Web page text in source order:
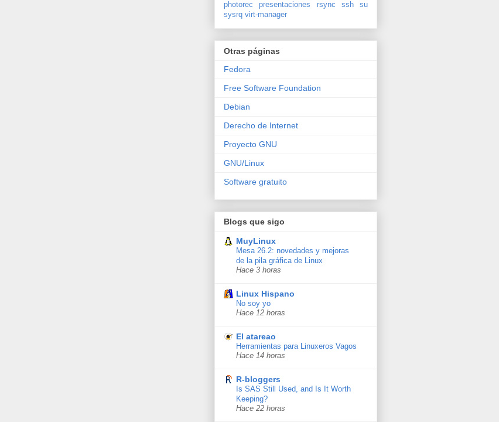
photorec presentaciones rsync ssh
su
sysrq virt-manager
Otras páginas
Fedora
Free Software Foundation
Debian
Derecho de Internet
Proyecto GNU
GNU/Linux
Software gratuito
Blogs que sigo
MuyLinux
Mesa 26.2: novedades y mejoras
de la pila gráfica de Linux
Hace 3 horas
Linux Hispano
No soy yo
Hace 12 horas
El atareao
Herramientas para Linuxeros Vagos
Hace 14 horas
R-bloggers
Is SAS Still Used, and Is It Worth
Keeping?
Hace 22 horas